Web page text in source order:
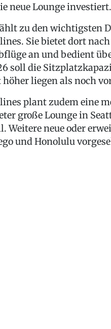
neue Lounge investiert.
zu den wichtigsten
Sie bietet dort
an und bedient
soll die
höher liegen als noch
plant zudem eine
große Lounge in
Weitere neue oder
und Honolulu